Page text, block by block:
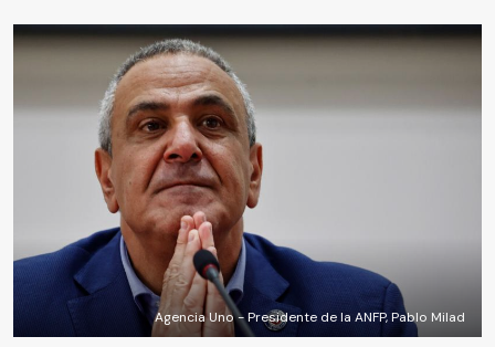
Agencia Uno - Presidente de la ANFP, Pablo Milad